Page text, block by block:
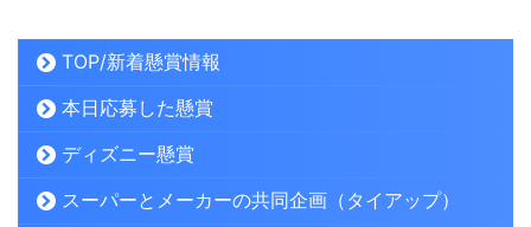
TOP/新着懸賞情報
本日応募した懸賞
ディズニー懸賞
スーパーとメーカーの共同企画（タイアップ）